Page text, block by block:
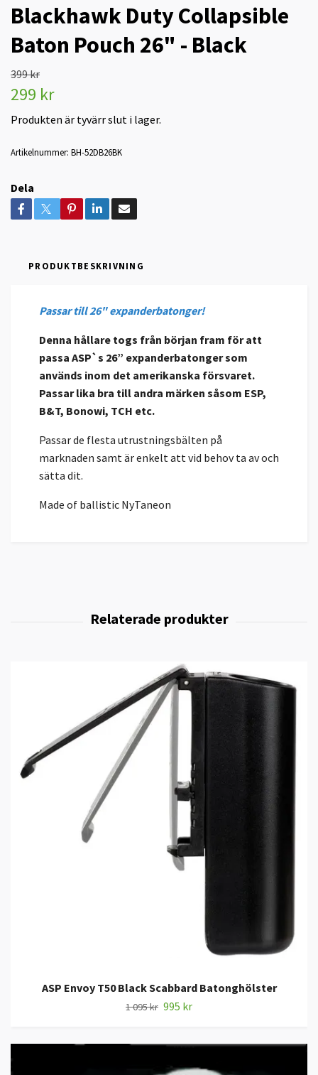
Blackhawk Duty Collapsible
Baton Pouch 26" - Black
399 kr
299 kr
Produkten är tyvärr slut i lager.
Artikelnummer: BH-52DB26BK
Dela
PRODUKTBESKRIVNING
Passar till 26" expanderbatonger!
Denna hållare togs från början fram för att
passa ASP`s 26” expanderbatonger som
används inom det amerikanska försvaret.
Passar lika bra till andra märken såsom ESP,
B&T, Bonowi, TCH etc.
Passar de flesta utrustningsbälten på
marknaden samt är enkelt att vid behov ta av och
sätta dit.
Made of ballistic NyTaneon
ASP Envoy T50 Black Scabbard Batonghölster
1 095 kr 995 kr